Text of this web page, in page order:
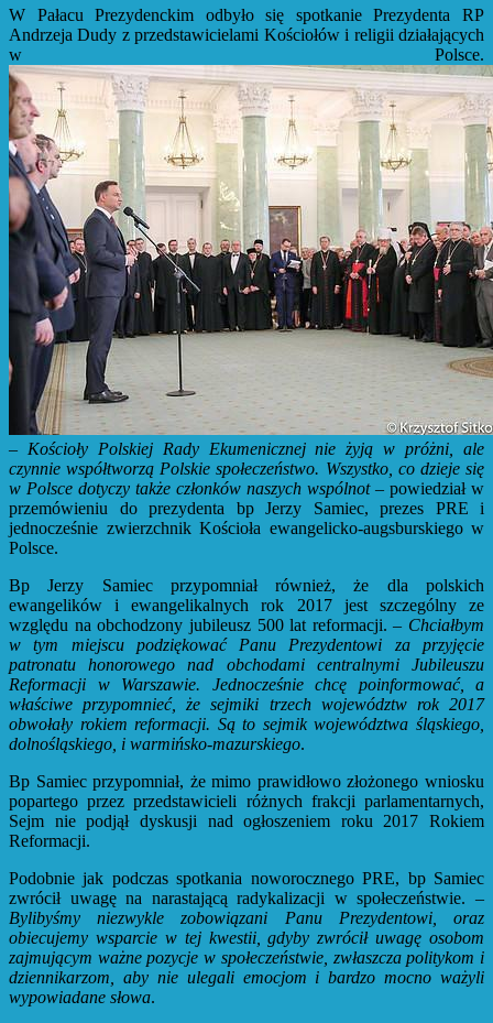
W Pałacu Prezydenckim odbyło się spotkanie Prezydenta RP
Andrzeja Dudy z przedstawicielami Kościołów i religii działających
w Polsce.
– Kościoły Polskiej Rady Ekumenicznej nie żyją w próżni, ale
czynnie współtworzą Polskie społeczeństwo. Wszystko, co dzieje się
w Polsce dotyczy także członków naszych wspólnot– powiedział w
przemówieniu do prezydenta bp Jerzy Samiec, prezes PRE i
jednocześnie zwierzchnik Kościoła ewangelicko-augsburskiego w
Polsce.
Bp Jerzy Samiec przypomniał również, że dla polskich
ewangelików i ewangelikalnych rok 2017 jest szczególny ze
względu na obchodzony jubileusz 500 lat reformacji. – Chciałbym
w tym miejscu podziękować Panu Prezydentowi za przyjęcie
patronatu honorowego nad obchodami centralnymi Jubileuszu
Reformacji w Warszawie. Jednocześnie chcę poinformować, a
właściwe przypomnieć, że sejmiki trzech województw rok 2017
obwołały rokiem reformacji. Są to sejmik województwa śląskiego,
dolnośląskiego, i warmińsko-mazurskiego.
Bp Samiec przypomniał, że mimo prawidłowo złożonego wniosku
popartego przez przedstawicieli różnych frakcji parlamentarnych,
Sejm nie podjął dyskusji nad ogłoszeniem roku 2017 Rokiem
Reformacji.
Podobnie jak podczas spotkania noworocznego PRE, bp Samiec
zwrócił uwagę na narastającą radykalizacji w społeczeństwie. –
Bylibyśmy niezwykle zobowiązani Panu Prezydentowi, oraz
obiecujemy wsparcie w tej kwestii, gdyby zwrócił uwagę osobom
zajmującym ważne pozycje w społeczeństwie, zwłaszcza politykom i
dziennikarzom, aby nie ulegali emocjom i bardzo mocno ważyli
wypowiadane słowa.